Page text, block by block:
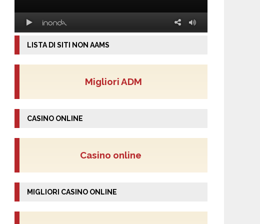
LISTA DI SITI NON AAMS
Migliori ADM
CASINO ONLINE
Casino online
MIGLIORI CASINO ONLINE